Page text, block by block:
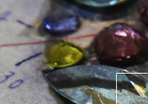
unsere Mitarbeiter den
abstimmen.
Für weitere Informationen
FAQ's.